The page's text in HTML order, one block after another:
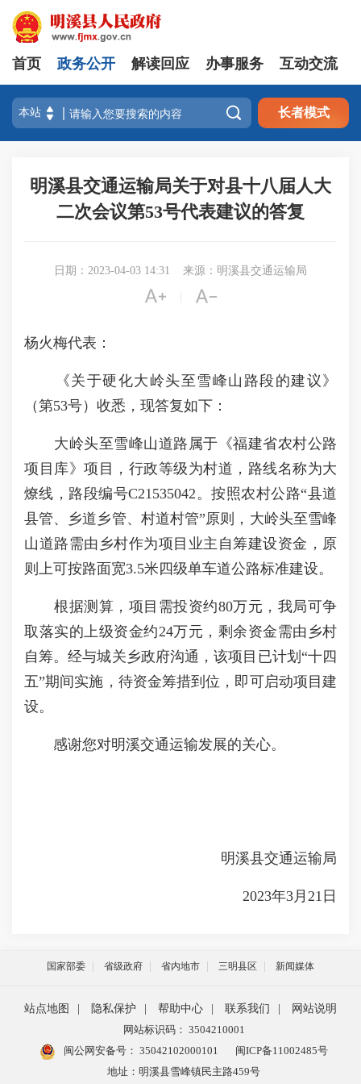
首页 政务公开 解读回应 办事服务 互动交流
 长者模式
明溪县交通运输局关于对县十八届人大
二次会议第53号代表建议的答复
日期：2023-04-03 14:31 来源：明溪县交通运输局
 
杨火梅代表：
《关于硬化大岭头至雪峰山路段的建议》
（第53号）收悉，现答复如下：
大岭头至雪峰山道路属于《福建省农村公路
项目库》项目，行政等级为村道，路线名称为大
燎线，路段编号C21535042。按照农村公路“县道
县管、乡道乡管、村道村管”原则，大岭头至雪峰
山道路需由乡村作为项目业主自筹建设资金，原
则上可按路面宽3.5米四级单车道公路标准建设。
根据测算，项目需投资约80万元，我局可争
取落实的上级资金约24万元，剩余资金需由乡村
自筹。经与城关乡政府沟通，该项目已计划“十四
五”期间实施，待资金筹措到位，即可启动项目建
设。
感谢您对明溪交通运输发展的关心。
明溪县交通运输局
2023年3月21日
国家部委 省级政府 省内地市 三明县区 新闻媒体
站点地图 隐私保护 帮助中心 联系我们
网站说明
网站标识码： 3504210001
闽公网安备号： 35042102000101
闽ICP备11002485号
地址：明溪县雪峰镇民主路459号